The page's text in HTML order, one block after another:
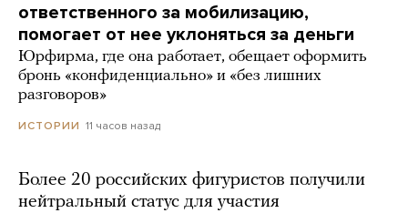
ответственного за мобилизацию,
помогает от нее уклоняться за деньги
Юрфирма, где она работает, обещает оформить
бронь «конфиденциально» и «без лишних
разговоров»
ИСТОРИИ 11 часов назад
Более 20 российских фигуристов получили
нейтральный статус для участия